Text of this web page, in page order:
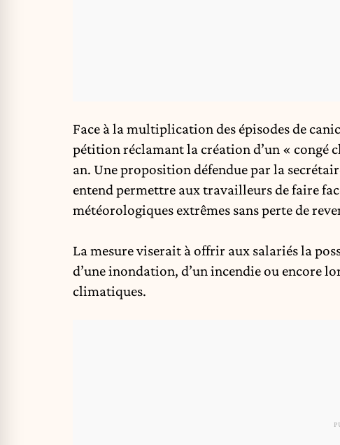
Face à la multiplication des épisodes de
pétition réclamant la création d’un « congé
an. Une proposition défendue par la
entend permettre aux travailleurs de faire
météorologiques extrêmes sans perte de
La mesure viserait à offrir aux salariés la
d’une inondation, d’un incendie ou encore
climatiques.